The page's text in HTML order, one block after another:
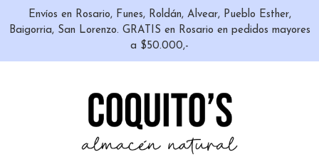
Envíos en Rosario, Funes, Roldán, Alvear, Pueblo Esther,
Baigorria, San Lorenzo. GRATIS en Rosario en pedidos mayores
a $50.000,-